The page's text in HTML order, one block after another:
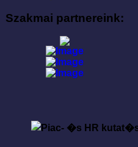
Szakmai partnereink: